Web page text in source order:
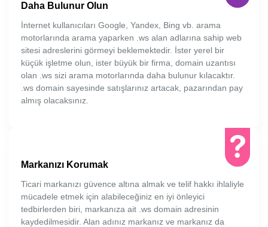
Daha Bulunur Olun
İnternet kullanıcıları Google, Yandex, Bing vb. arama
motorlarında arama yaparken .ws alan adlarına sahip web
sitesi adreslerini görmeyi beklemektedir. İster yerel bir
küçük işletme olun, ister büyük bir firma, domain uzantısı
olan .ws sizi arama motorlarında daha bulunur kılacaktır.
.ws domain sayesinde satışlarınız artacak, pazarından pay
almış olacaksınız.
Markanızı Korumak
Ticari markanızı güvence altına almak ve telif hakkı ihlaliyle
mücadele etmek için alabileceğiniz en iyi önleyici
tedbirlerden biri, markanıza ait .ws domain adresinin
kaydedilmesidir. Alan adınız markanız ve markanız da